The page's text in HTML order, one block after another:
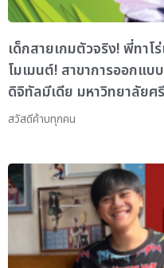
เด็กสายเกมตัวจริง! พี่ทา
โมเมนต์! สาขาการออกแ
ดิจิทัลมีเดีย มหาวิทยาลัยศ
สวัสดีค้าบทุกคน